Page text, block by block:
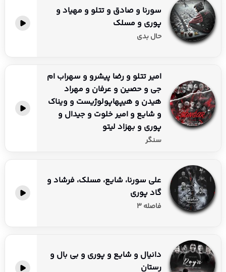
سورنا و صادق و تتلو و مهیاد و
پوری و مسلک
حال بدی
امیر تتلو و رضا پیشرو و سهراب ام
جی و حصین و عرفان و مهراد
هیدن و هیپهاپولوژیست و ویناک
و شایع و امیر خلوت و جیدال و
پوری و بهزاد لیتو
سنگر
علی سورنا، شایع، مسلک، فرشاد و
گاد پوری
فاصله ۳
دانیال و شایع و پوری و بی بال و
رستان